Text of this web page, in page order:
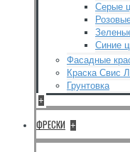
Серые
Синие
Фасадные
Краска Свис
Грунтовка
+
ФРЕСКИ +